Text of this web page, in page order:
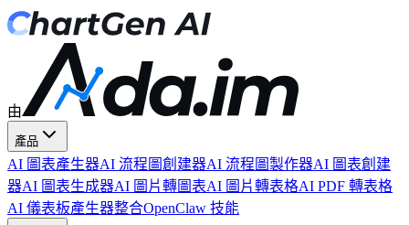
由
產品
AI 圖表產生器AI 流程圖創建器AI 流程圖製作器AI 圖表創建
器AI 圖表生成器AI 圖片轉圖表AI 圖片轉表格AI PDF 轉表格
AI 儀表板產生器整合OpenClaw 技能